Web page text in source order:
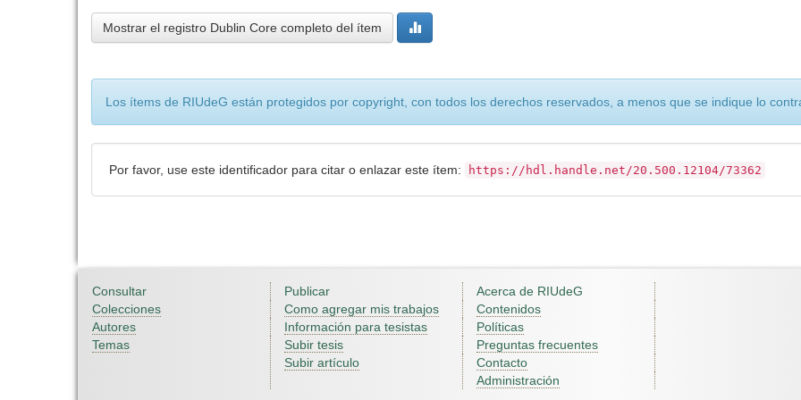
Mostrar el registro Dublin Core completo del ítem
Los ítems de RIUdeG están protegidos por copyright, con todos los derechos reservados, a menos que se indique lo
Por favor, use este identificador para citar o enlazar este ítem: https://hdl.handle.net/20.500.12104/73362
Consultar
Colecciones
Autores
Temas
Publicar
Como agregar mis trabajos
Información para tesistas
Subir tesis
Subir artículo
Acerca de RIUdeG
Contenidos
Políticas
Preguntas frecuentes
Contacto
Administración